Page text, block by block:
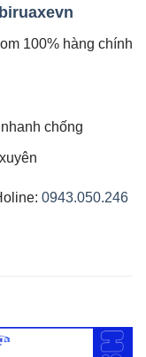
100% hàng chính
chống
0943.050.246